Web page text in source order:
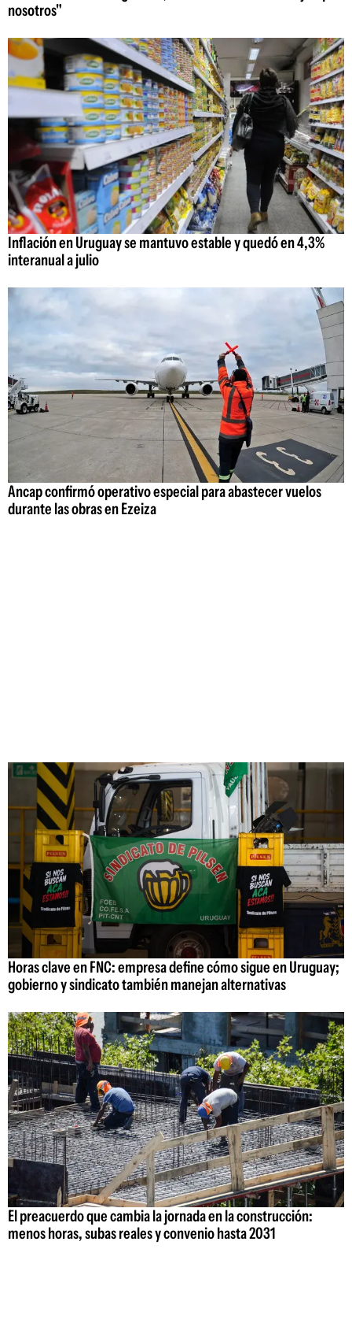
nosotros"
Inflación en Uruguay se mantuvo estable y quedó en 4,3%
interanual a julio
Ancap confirmó operativo especial para abastecer vuelos
durante las obras en Ezeiza
Horas clave en FNC: empresa define cómo sigue en Uruguay;
gobierno y sindicato también manejan alternativas
El preacuerdo que cambia la jornada en la construcción:
menos horas, subas reales y convenio hasta 2031